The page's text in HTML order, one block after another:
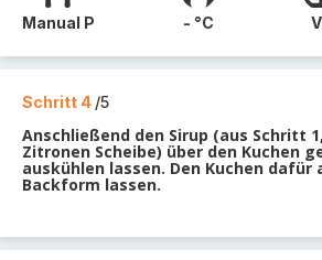
Manual P - °C
Schritt 4 /5
Anschließend den Sirup (aus Schritt
Zitronen Scheibe) über den Kuchen
auskühlen lassen. Den Kuchen dafür
Backform lassen.